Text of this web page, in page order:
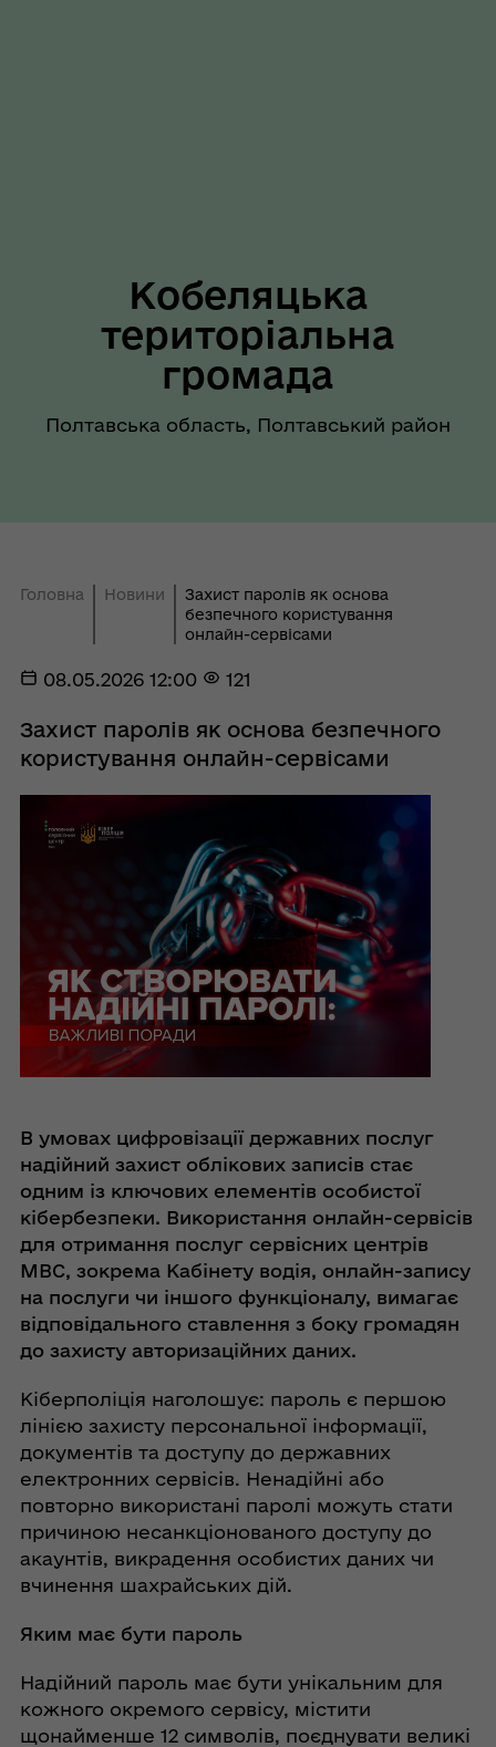
Кобеляцька
територіальна
громада
Полтавська область, Полтавський район
Головна Новини
Захист паролів як основа
безпечного користування
онлайн-сервісами
08.05.2026 12:00 121
Захист паролів як основа безпечного
користування онлайн-сервісами
В умовах цифровізації державних послуг
надійний захист облікових записів стає
одним із ключових елементів особистої
кібербезпеки. Використання онлайн-сервісів
для отримання послуг сервісних центрів
МВС, зокрема Кабінету водія, онлайн-запису
на послуги чи іншого функціоналу, вимагає
відповідального ставлення з боку громадян
до захисту авторизаційних даних.
Кіберполіція наголошує: пароль є першою
лінією захисту персональної інформації,
документів та доступу до державних
електронних сервісів. Ненадійні або
повторно використані паролі можуть стати
причиною несанкціонованого доступу до
акаунтів, викрадення особистих даних чи
вчинення шахрайських дій.
Яким має бути пароль
Надійний пароль має бути унікальним для
кожного окремого сервісу, містити
щонайменше 12 символів, поєднувати великі